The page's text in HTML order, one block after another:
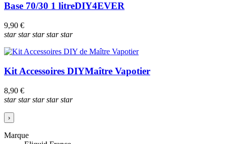
Base 70/30 1 litreDIY4EVER
9,90 €
starstarstarstarstar
Kit Accessoires DIYMaître Vapotier
8,90 €
starstarstarstarstar
›
Marque